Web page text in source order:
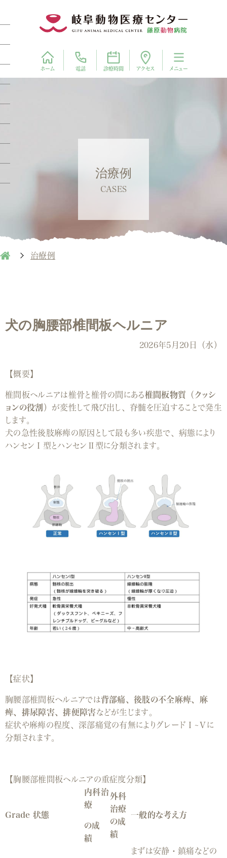
ホーム 電話 診療時間 アクセス メニュー
治療例
CASES
治療例
犬の胸腰部椎間板ヘルニア
2026年5月20日（水）
【概要】
椎間板ヘルニアは椎骨と椎骨の間にある椎間板物質（クッシ
ョンの役割） が変性して飛び出し、脊髄を圧迫することで発生
します。
犬の急性後肢麻痺の原因として最も多い疾患で、病態により
ハンセンⅠ型とハンセンⅡ型に分類されます。
【症状】
胸腰部椎間板ヘルニアでは背部痛、後肢の不全麻痺、麻
痺、排尿障害、排便障害などが生じます。
症状や麻痺の程度、深部痛覚の有無によりグレード Ⅰ~Ⅴに
分類されます。
【胸腰部椎間板ヘルニアの重症度分類】
Grade 状態
内科治
療
の成
績
外科
治療
の成
績
一般的な考え方
まずは安静・鎮痛などの